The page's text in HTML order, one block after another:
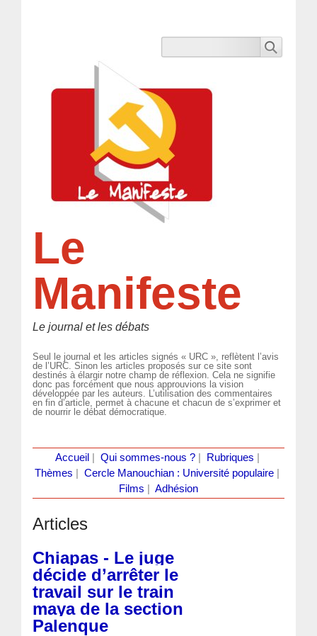
Le
Manifeste
Le journal et les débats
Seul le journal et les articles signés « URC », reflètent l’avis
de l’URC. Sinon les articles proposés sur ce site sont
destinés à élargir notre champ de réflexion. Cela ne signifie
donc pas forcément que nous approuvions la vision
développée par les auteurs. L’utilisation des commentaires
en fin d’article, permet à chacune et chacun de s’exprimer et
de nourrir le débat démocratique.
Accueil Qui sommes-nous ?| Rubriques
Thèmes
Cercle Manouchian : Université populaire
Films
Adhésion
Articles
Chiapas - Le juge
décide d’arrêter le
travail sur le train
maya de la section
Palenque